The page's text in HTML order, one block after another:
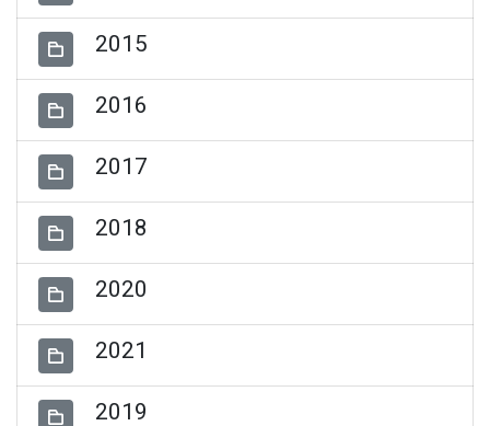
2015
2016
2017
2018
2020
2021
2019